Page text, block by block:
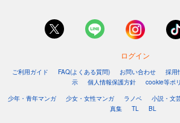
ログイン
ご利用ガイド FAQ(よくある質問) お問い合わせ 採用
示
個人情報保護方針
cookie等ポ
少年・青年マンガ
少女・女性マンガ ラノベ 小説・文
真集
TL BL